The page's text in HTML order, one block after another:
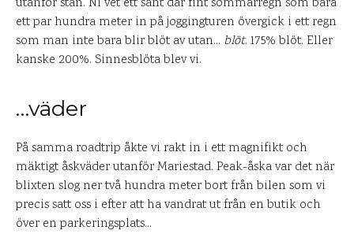
ett par hundra meter in på joggingturen övergick i ett regn
som man inte bara blir blöt av utan… blöt. 175% blöt. Eller
kanske 200%. Sinnesblöta blev vi.
…väder
På samma roadtrip åkte vi rakt in i ett magnifikt och
mäktigt åskväder utanför Mariestad. Peak-åska var det när
blixten slog ner två hundra meter bort från bilen som vi
precis satt oss i efter att ha vandrat ut från en butik och
över en parkeringsplats…